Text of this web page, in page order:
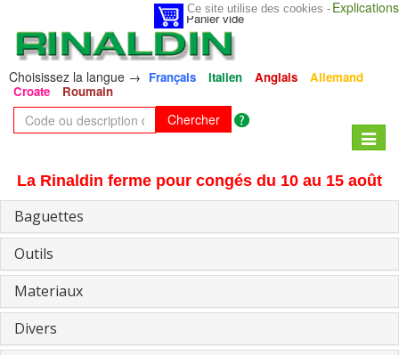
Choisissez la langue → Français Italien Anglais
Allemand
Croate
Roumain
Chercher
Panier vide
Toggle
La Rinaldin ferme pour congés du 10 au 15 août
Baguettes
Outils
Materiaux
Divers
Ce site utilise des cookies - Explications